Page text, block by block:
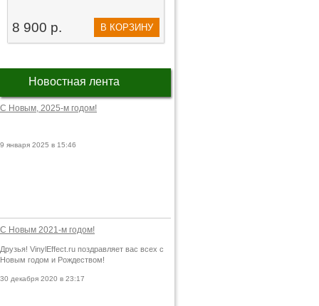
8 900 р. В КОРЗИНУ
Новостная лента
С Новым, 2025-м годом!
9 января 2025 в 15:46
С Новым 2021-м годом!
Друзья! VinylEffect.ru поздравляет вас всех с
Новым годом и Рождеством!
30 декабря 2020 в 23:17